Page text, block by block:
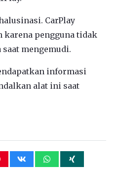
CarPlay
karena pengguna tidak
mengemudi.
informasi
alat ini saat